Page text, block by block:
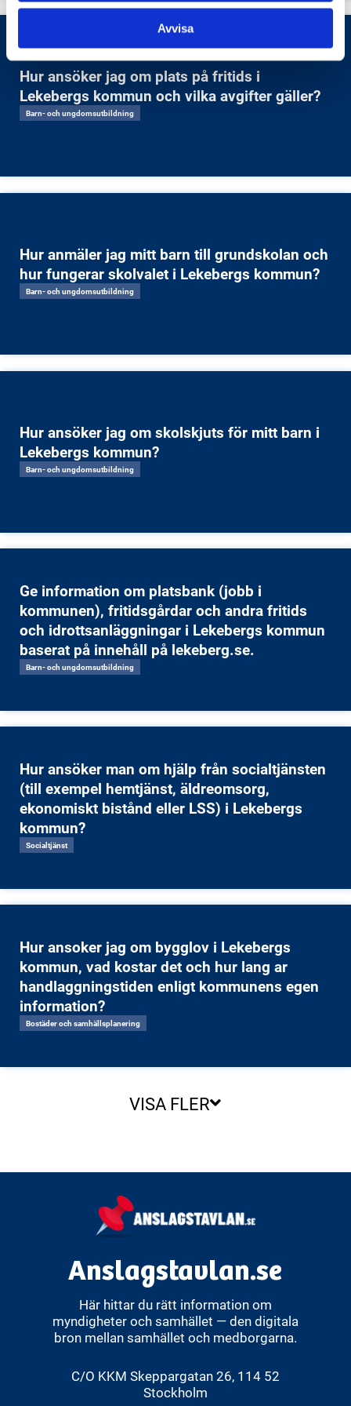
Avvisa
Hur ansöker jag om plats på fritids i
Lekebergs kommun och vilka avgifter gäller?
Barn- och ungdomsutbildning
Hur anmäler jag mitt barn till grundskolan och
hur fungerar skolvalet i Lekebergs kommun?
Barn- och ungdomsutbildning
Hur ansöker jag om skolskjuts för mitt barn i
Lekebergs kommun?
Barn- och ungdomsutbildning
Ge information om platsbank (jobb i
kommunen), fritidsgårdar och andra fritids
och idrottsanläggningar i Lekebergs kommun
baserat på innehåll på lekeberg.se.
Barn- och ungdomsutbildning
Hur ansöker man om hjälp från socialtjänsten
(till exempel hemtjänst, äldreomsorg,
ekonomiskt bistånd eller LSS) i Lekebergs
kommun?
Socialtjänst
Hur ansoker jag om bygglov i Lekebergs
kommun, vad kostar det och hur lang ar
handlaggningstiden enligt kommunens egen
information?
Bostäder och samhällsplanering
VISA FLER
Anslagstavlan.se
Här hittar du rätt information om
myndigheter och samhället — den digitala
bron mellan samhället och medborgarna.
C/O KKM Skeppargatan 26, 114 52
Stockholm